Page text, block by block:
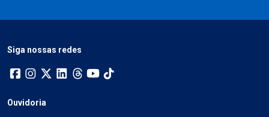
Siga nossas redes
Ouvidoria